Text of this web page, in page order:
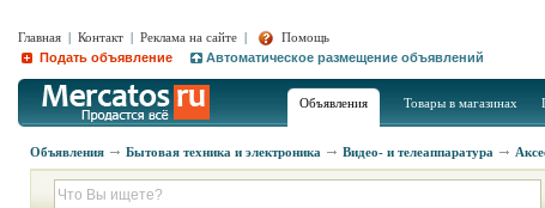
Главная | Контакт | Реклама на сайте |
Помощь
Подать объявление
Автоматическое размещение объявлений
Объявления Товары в магазинах
Объявления Бытовая техника и электроника Видео- и телеаппаратура